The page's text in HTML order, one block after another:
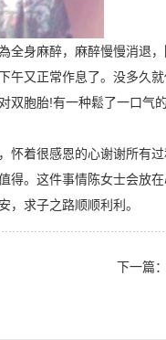
全身麻醉，麻醉慢慢消退
午又正常作息了。没多久
双胞胎!有一种鬆了一口气
怀着很感恩的心谢谢所有
得。这件事情陈女士会放
，求子之路顺顺利利。
下一篇